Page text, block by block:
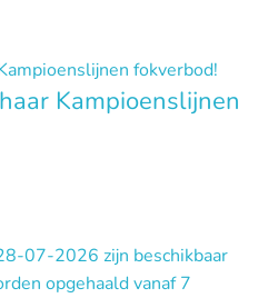
Kampioenslijnen
07-2026 zijn beschikbaar
opgehaald vanaf 7